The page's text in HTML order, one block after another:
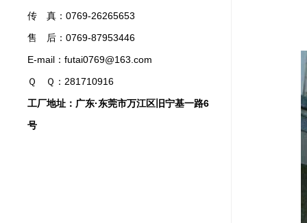
传 真：0769-26265653
售 后：0769-87953446
E-mail：futai0769@163.com
Ｑ Ｑ：281710916
工厂地址：广东·东莞市万江区旧宁基一路6
号